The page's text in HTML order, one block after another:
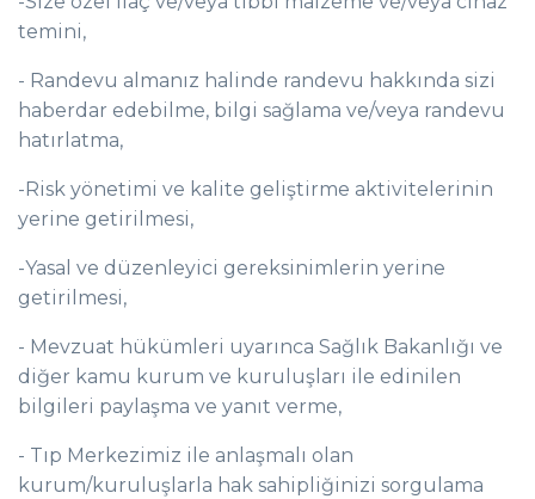
temini,
- Randevu almanız halinde randevu hakkında sizi
haberdar edebilme, bilgi sağlama ve/veya randevu
hatırlatma,
-Risk yönetimi ve kalite geliştirme aktivitelerinin
yerine getirilmesi,
-Yasal ve düzenleyici gereksinimlerin yerine
getirilmesi,
- Mevzuat hükümleri uyarınca Sağlık Bakanlığı ve
diğer kamu kurum ve kuruluşları ile edinilen
bilgileri paylaşma ve yanıt verme,
- Tıp Merkezimiz ile anlaşmalı olan
kurum/kuruluşlarla hak sahipliğinizi sorgulama